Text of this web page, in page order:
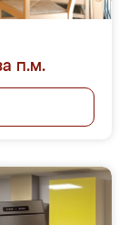
п.м.